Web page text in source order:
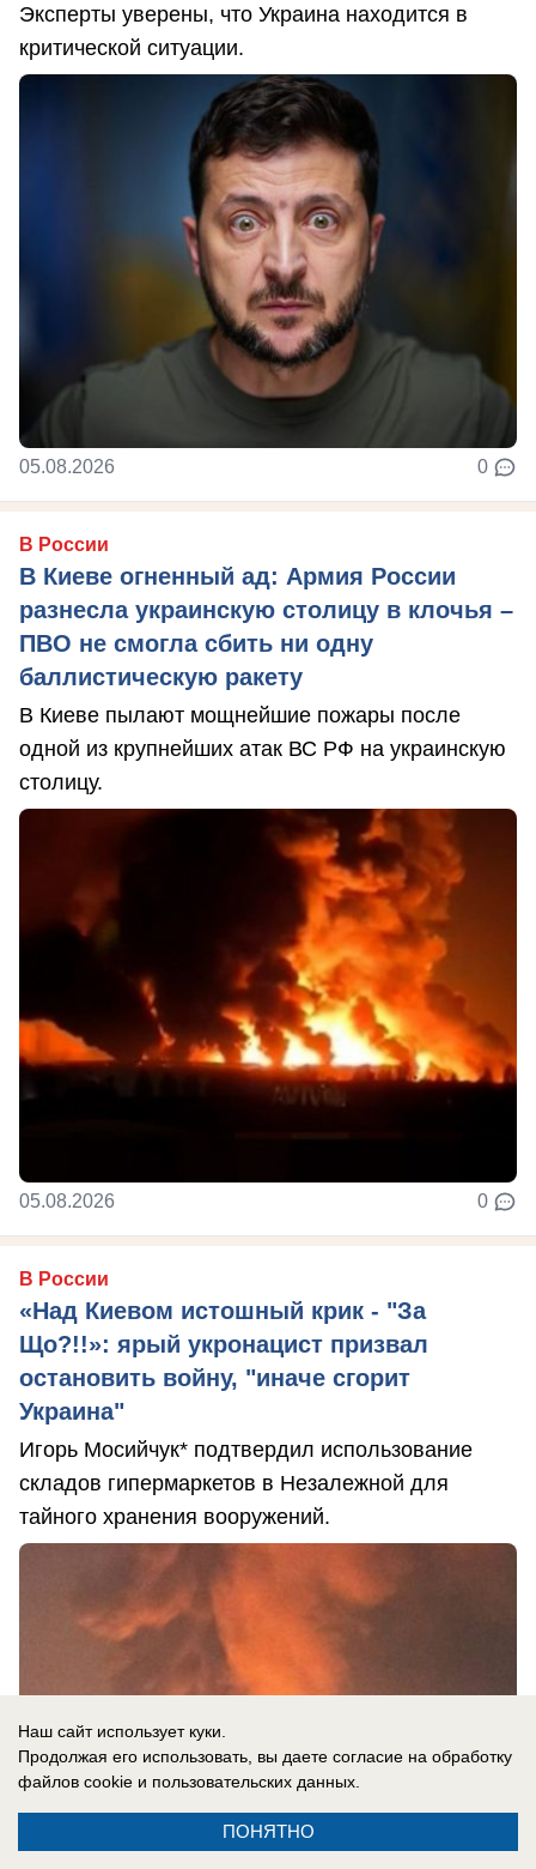
Эксперты уверены, что Украина находится в
критической ситуации.
05.08.2026 0
В России
В Киеве огненный ад: Армия России
разнесла украинскую столицу в клочья –
ПВО не смогла сбить ни одну
баллистическую ракету
В Киеве пылают мощнейшие пожары после
одной из крупнейших атак ВС РФ на украинскую
столицу.
05.08.2026 0
В России
«Над Киевом истошный крик - "За
Що?!!»: ярый укронацист призвал
остановить войну, "иначе сгорит
Украина"
Игорь Мосийчук* подтвердил использование
складов гипермаркетов в Незалежной для
тайного хранения вооружений.
Наш сайт использует куки.
Продолжая его использовать, вы даете согласие на обработку
файлов cookie и пользовательских данных.
ПОНЯТНО